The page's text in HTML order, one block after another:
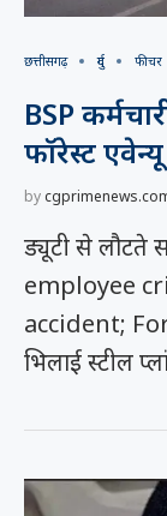
छत्तीसगढ़ दुर्ग फीचर
BSP
फॉरेस्ट
by
ड्यूटी से लौटते
employee
accident;
भिलाई स्टील